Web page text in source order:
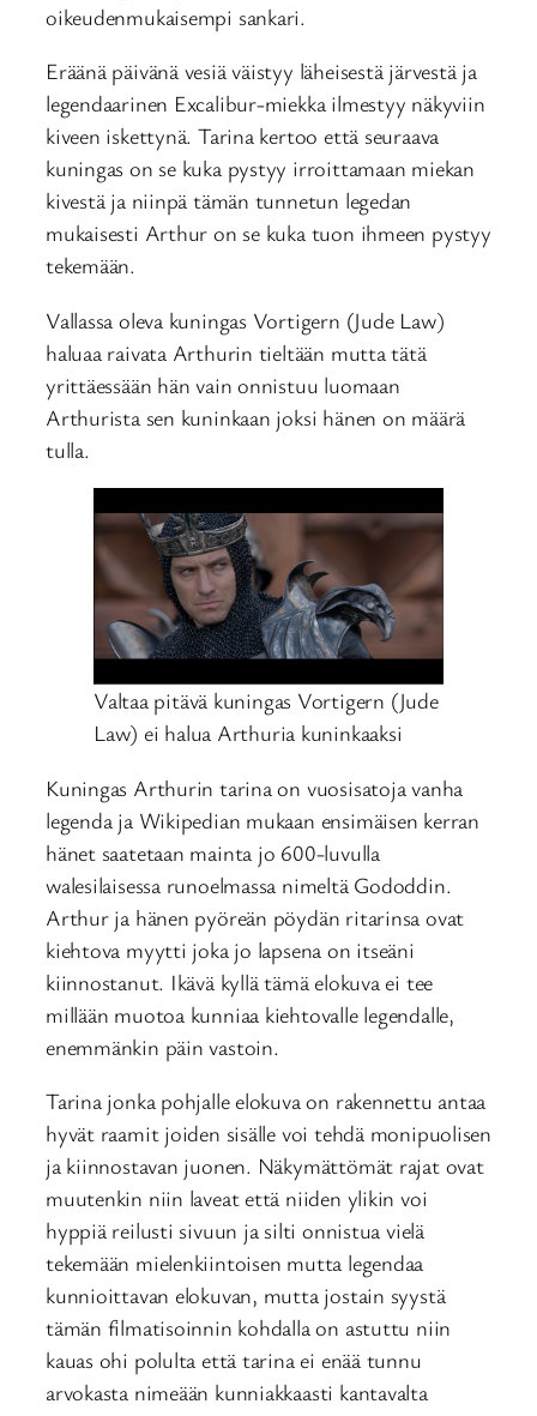
oikeudenmukaisempi sankari.
Eräänä päivänä vesiä väistyy läheisestä järvestä ja
legendaarinen Excalibur-miekka ilmestyy näkyviin
kiveen iskettynä. Tarina kertoo että seuraava
kuningas on se kuka pystyy irroittamaan miekan
kivestä ja niinpä tämän tunnetun legedan
mukaisesti Arthur on se kuka tuon ihmeen pystyy
tekemään.
Vallassa oleva kuningas Vortigern (Jude Law)
haluaa raivata Arthurin tieltään mutta tätä
yrittäessään hän vain onnistuu luomaan
Arthurista sen kuninkaan joksi hänen on määrä
tulla.
Valtaa pitävä kuningas Vortigern (Jude
Law) ei halua Arthuria kuninkaaksi
Kuningas Arthurin tarina on vuosisatoja vanha
legenda ja Wikipedian mukaan ensimäisen kerran
hänet saatetaan mainta jo 600-luvulla
walesilaisessa runoelmassa nimeltä Gododdin.
Arthur ja hänen pyöreän pöydän ritarinsa ovat
kiehtova myytti joka jo lapsena on itseäni
kiinnostanut. Ikävä kyllä tämä elokuva ei tee
millään muotoa kunniaa kiehtovalle legendalle,
enemmänkin päin vastoin.
Tarina jonka pohjalle elokuva on rakennettu antaa
hyvät raamit joiden sisälle voi tehdä monipuolisen
ja kiinnostavan juonen. Näkymättömät rajat ovat
muutenkin niin laveat että niiden ylikin voi
hyppiä reilusti sivuun ja silti onnistua vielä
tekemään mielenkiintoisen mutta legendaa
kunnioittavan elokuvan, mutta jostain syystä
tämän filmatisoinnin kohdalla on astuttu niin
kauas ohi polulta että tarina ei enää tunnu
arvokasta nimeään kunniakkaasti kantavalta